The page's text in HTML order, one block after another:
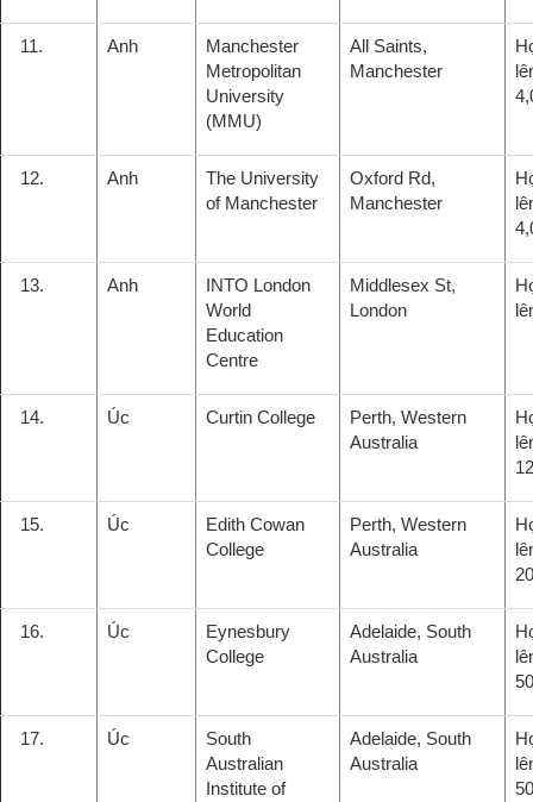
11. Anh
Manchester
Metropolitan
University
(MMU)
All Saints,
Manchester
12. Anh
The University
of Manchester
Oxford Rd,
Manchester
13. Anh
INTO London
World
Education
Centre
Middlesex St,
London
14. Úc Curtin College
Perth, Western
Australia
15. Úc
Edith Cowan
College
Perth, Western
Australia
16. Úc
Eynesbury
College
Adelaide, South
Australia
17. Úc
South
Australian
Institute of
Adelaide, South
Australia